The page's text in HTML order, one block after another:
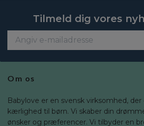
Tilmeld dig vores
Om os
Babylove er en svensk virksomhed, der
kærlighed til børn. Vi skaber din
ønsker og præferencer. Vi tilbyder en